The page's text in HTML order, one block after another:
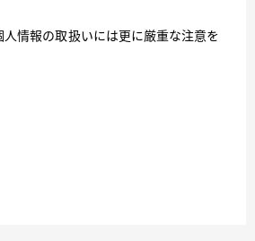
情報の取扱いには更に厳重な注意を